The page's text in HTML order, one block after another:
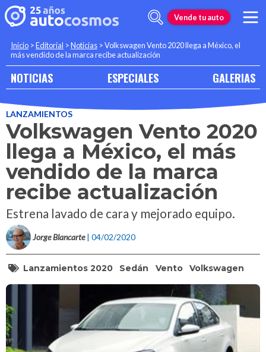
Vende tu auto
Inicio >Editorial >Noticias >Volkswagen Vento 2020 llega a México, el
más vendido de la marca recibe actualización
NOTICIAS ESPECIALES GALERIAS
LANZAMIENTOS
Volkswagen Vento 2020
llega a México, el más
vendido de la marca
recibe actualización
Estrena lavado de cara y mejorado equipo.
Jorge Blancarte | 04/02/2020
Lanzamientos 2020 Sedán Vento Volkswagen